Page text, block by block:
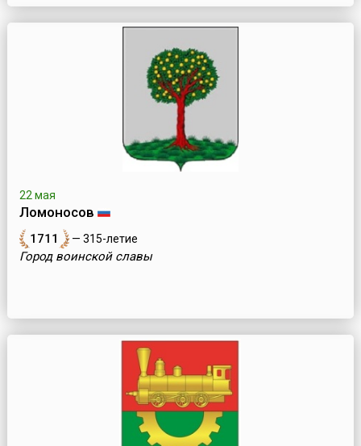
22 мая
Ломоносов
1711 — 315-летие
Город воинской славы